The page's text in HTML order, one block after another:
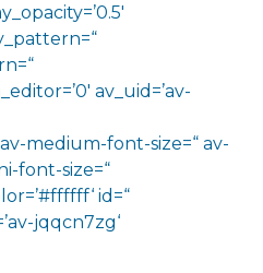
av_uid=’av-
av-medium-font-size=“ av-
font-size=“
id=“
jqqcn7zg‘